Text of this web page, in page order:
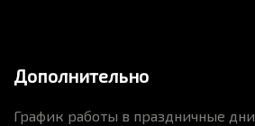
Дополнительно
График работы в праздничные дни